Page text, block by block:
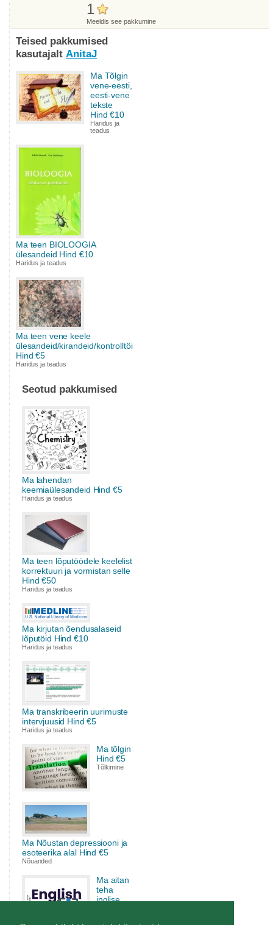
1
Meeldis see pakkumine
Teised pakkumised
kasutajalt AnitaJ
Ma Tõlgin
vene-eesti,
eesti-vene
tekste
Hind €10
Haridus ja
teadus
Ma teen BIOLOOGIA
ülesandeid Hind €10
Haridus ja teadus
Ma teen vene keele
ülesandeid/kirandeid/kontrolltöid
Hind €5
Haridus ja teadus
Seotud pakkumised
Ma lahendan
keemiaülesandeid Hind €5
Haridus ja teadus
Ma teen lõputöödele keelelist
korrektuuri ja vormistan selle
Hind €50
Haridus ja teadus
Ma kirjutan õendusalaseid
lõputöid Hind €10
Haridus ja teadus
Ma transkribeerin uurimuste
intervjuusid Hind €5
Haridus ja teadus
Ma tõlgin
Hind €5
Tõlkimine
Ma Nõustan depressiooni ja
esoteerika alal Hind €5
Nõuanded
Ma aitan
teha
inglise